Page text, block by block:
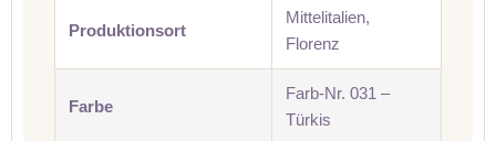
Produktionsort
Mittelitalien,
Florenz
Farbe
Farb-Nr. 031 –
Türkis